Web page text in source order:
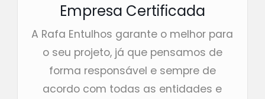
Empresa Certificada
A Rafa Entulhos garante o melhor para
o seu projeto, já que pensamos de
forma responsável e sempre de
acordo com todas as entidades e